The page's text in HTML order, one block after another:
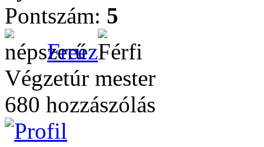
Pontszám: 5
Freez
Végzetúr mester
680 hozzászólás